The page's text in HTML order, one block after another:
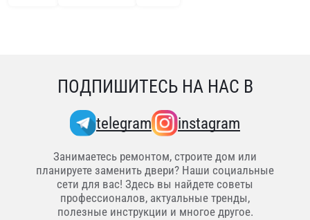
ПОДПИШИТЕСЬ НА НАС В
telegram instagram
Занимаетесь ремонтом, строите дом или
планируете заменить двери? Наши социальные
сети для вас! Здесь вы найдете советы
профессионалов, актуальные тренды,
полезные инструкции и многое другое.